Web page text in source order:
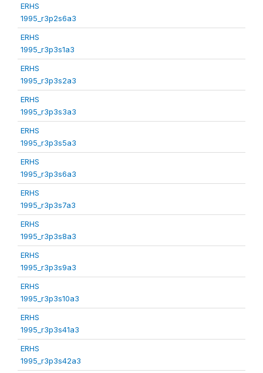
ERHS
1995_r3p2s6a3
ERHS
1995_r3p3s1a3
ERHS
1995_r3p3s2a3
ERHS
1995_r3p3s3a3
ERHS
1995_r3p3s5a3
ERHS
1995_r3p3s6a3
ERHS
1995_r3p3s7a3
ERHS
1995_r3p3s8a3
ERHS
1995_r3p3s9a3
ERHS
1995_r3p3s10a3
ERHS
1995_r3p3s41a3
ERHS
1995_r3p3s42a3